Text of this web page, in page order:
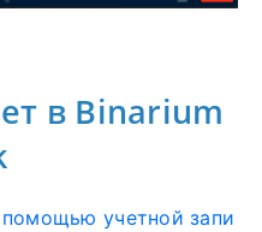
в Binarium
помощью учетной запи